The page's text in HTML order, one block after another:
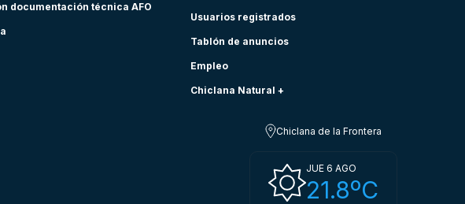
documentación técnica AFO
Usuarios registrados
Tablón de anuncios
Empleo
Chiclana Natural +
Chiclana de la Frontera
JUE 6 AGO
21.8ºC